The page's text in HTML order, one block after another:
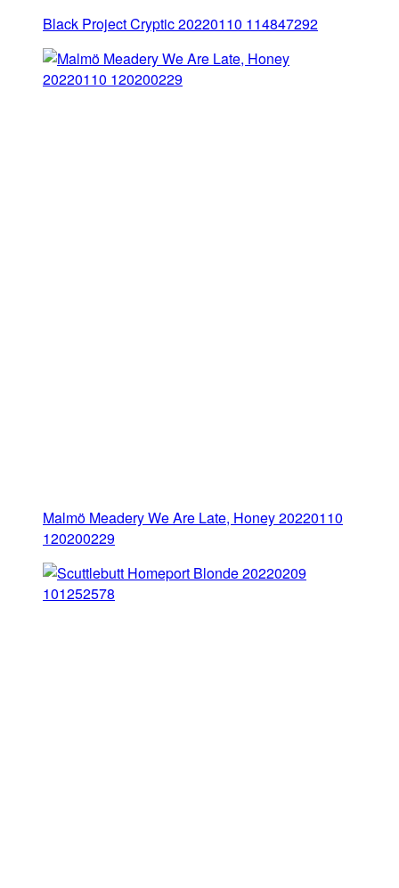
Black Project Cryptic 20220110 114847292
Malmö Meadery We Are Late, Honey 20220110
120200229